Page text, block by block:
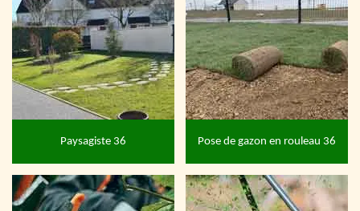
Paysagiste 36 Pose de gazon en rouleau 36